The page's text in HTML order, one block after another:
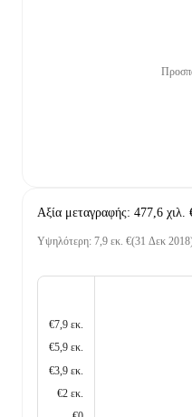
Αξία μεταγραφής: 477,6 χιλ.
Υψηλότερη: 7,9 εκ. €(31 Δεκ 2018
€7,9 εκ.
€5,9 εκ.
€3,9 εκ.
€2 εκ.